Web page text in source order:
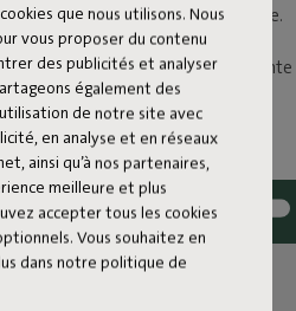
que nous utilisons. Nous
vous proposer du contenu
des publicités et analyser
également des
de notre site avec
en analyse et en réseaux
ainsi qu’à nos partenaires,
meilleure et plus
accepter tous les cookies
Vous souhaitez en
dans notre politique de
à dossier à lattes à l’ancienne.
transformé ce classique en une
une touche d'originalité. Élégante
forme arrondie, cette chaise est
aux intempéries. Robuste,
des années de plaisir.